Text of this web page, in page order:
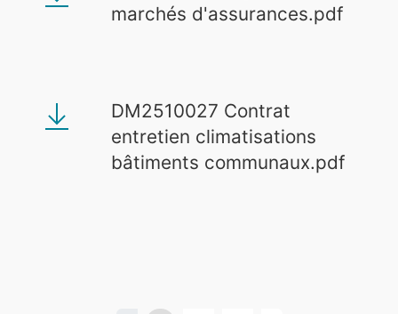
marchés d'assurances.pdf
DM2510027 Contrat
entretien climatisations
bâtiments communaux.pdf